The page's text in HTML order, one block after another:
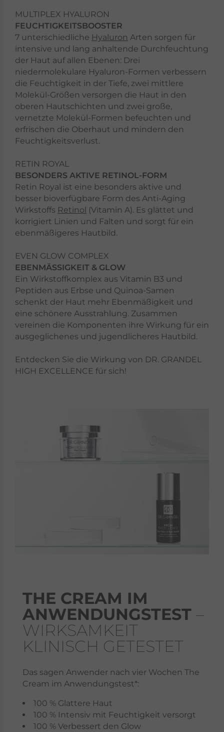
MULTIPLEX HYALURON
FEUCHTIGKEITSBOOSTER
7 unterschiedliche Hyaluron Arten sorgen für
intensive und lang anhaltende Durchfeuchtung
der Haut auf allen Ebenen: Drei
niedermolekulare Hyaluron-Formen verbessern
die Feuchtigkeit in der Tiefe, zwei mittlere
Molekül-Größen versorgen die Haut in den
oberen Hautschichten und zwei große,
vernetzte Molekül-Formen befeuchten und
erfrischen die Oberhaut und mindern den
Feuchtigkeitsverlust.
RETIN ROYAL
BESONDERS AKTIVE RETINOL-FORM
Retin Royal ist eine besonders aktive und
besser bioverfügbare Form des Anti-Aging
Wirkstoffs Retinol (Vitamin A). Es glättet und
korrigiert Linien und Falten und sorgt für ein
ebenmäßigeres Hautbild.
EVEN GLOW COMPLEX
EBENMÄSSIGKEIT & GLOW
Ein Wirkstoffkomplex aus Vitamin B3 und
Peptiden aus Erbse und Quinoa-Samen
schenkt der Haut mehr Ebenmäßigkeit und
eine schönere Ausstrahlung. Zusammen
vereinen die Komponenten ihre Wirkung für ein
ausgeglichenes und jugendlicheres Hautbild.
Entdecken Sie die Wirkung von DR. GRANDEL
HIGH EXCELLENCE für sich!
THE CREAM IM
ANWENDUNGSTEST –
WIRKSAMKEIT
KLINISCH GETESTET
Das sagen Anwender nach vier Wochen The
Cream im Anwendungstest*:
100 % Glattere Haut
100 % Intensiv mit Feuchtigkeit versorgt
100 % Verbessert den Glow